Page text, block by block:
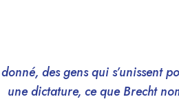
des gens qui s’unissent
une dictature, ce que Brecht